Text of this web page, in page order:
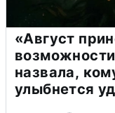
«Август
назвала,
улыбнется